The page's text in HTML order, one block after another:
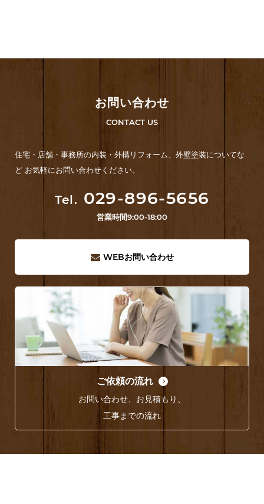
お問い合わせ
CONTACT US
住宅・店舗・事務所の内装・外構リフォーム、外壁塗装についてな
ど お気軽にお問い合わせください。
Tel. 029-896-5656
営業時間9:00-18:00
WEBお問い合わせ
ご依頼の流れ
お問い合わせ、お見積もり、
工事までの流れ